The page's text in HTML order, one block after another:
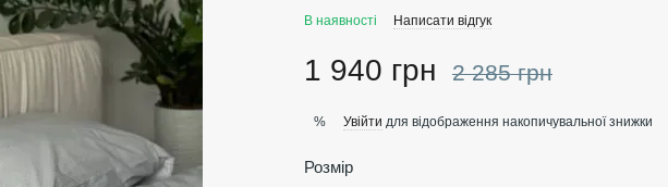
В наявності Написати відгук
1 940 грн 2 285 грн
% Увійти для відображення накопичувальної знижки
Розмір